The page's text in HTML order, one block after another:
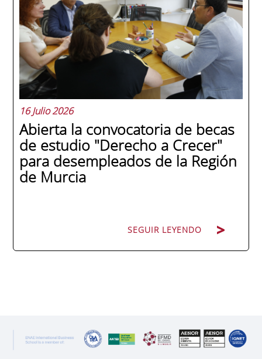
en una ceremonia celebrada en Murcia
con 44 grados y más de 600 asistentes.
Ricardo Navarro, vicepresidente senior de
Generac Power Systems en Estados Unidos
y antiguo alumno...
16 Julio 2026
Abierta la convocatoria de becas
de estudio "Derecho a Crecer"
para desempleados de la Región
de Murcia
SEGUIR LEYENDO
a Crecer". El programa está dirigido a
personas inscritas como demandantes de